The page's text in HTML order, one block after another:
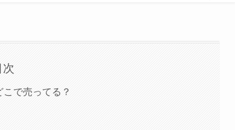
次
で売ってる？